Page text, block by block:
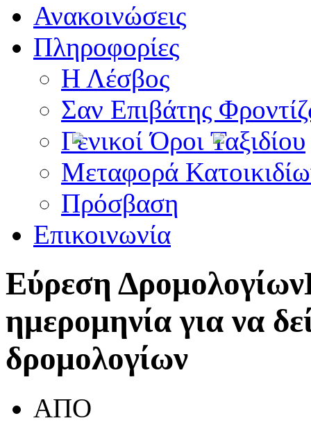
Ανακοινώσεις
Πληροφορίες
Η Λέσβος
Σαν Επιβάτης
Γενικοί Όροι Ταξιδίου
Μεταφορά
Πρόσβαση
Επικοινωνία
Εύρεση Δρομολογίων
ημερομηνία για να
δρομολογίων
ΑΠΟ